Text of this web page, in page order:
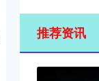
推荐资讯